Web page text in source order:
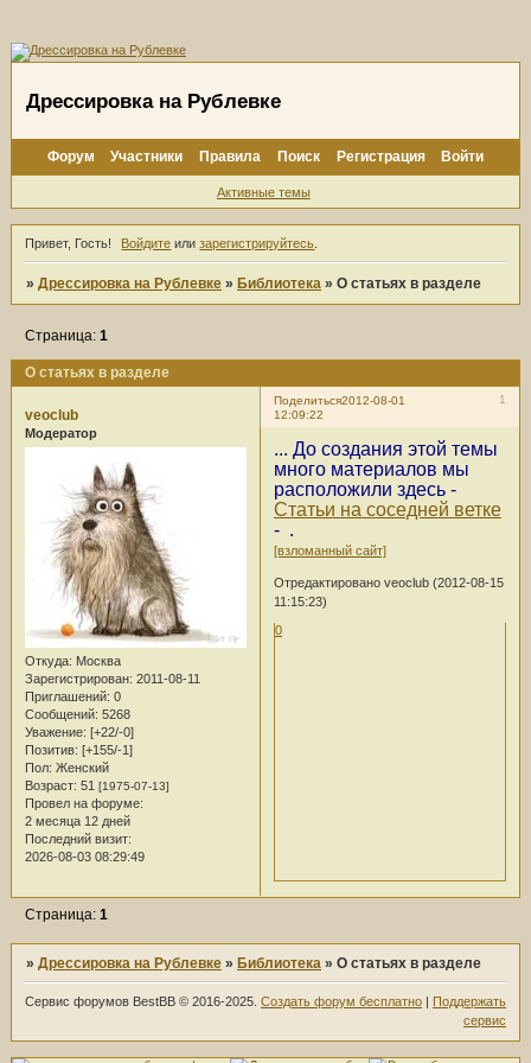
Дрессировка на Рублевке
Форум Участники Правила Поиск Регистрация Войти
Активные темы
Привет, Гость! Войдите илизарегистрируйтесь
»Дрессировка на Рублевке » Библиотека »О статьях в разделе
О статьях в разделе
Страница:1
Поделиться 1
2012-08-01
12:09:22
veoclub
Модератор
Откуда: Москва
Зарегистрирован: 2011-08-11
Приглашений: 0
Сообщений: 5268
Уважение: [+22/-0]
Позитив: [+155/-1]
Пол: Женский
Возраст: 51 [1975-07-13]
Провел на форуме:
2 месяца 12 дней
Последний визит:
2026-08-03 08:29:49
... До создания этой темы
много материалов мы
расположили здесь -
Статьи на соседней ветке
- .
[взломанный сайт]
Отредактировано veoclub (2012-08-15
11:15:23)
0
Страница:1
»Дрессировка на Рублевке » Библиотека »О статьях в разделе
Сервис форумов BestBB © 2016-2025.Создать форум бесплатно | Поддержать
сервис